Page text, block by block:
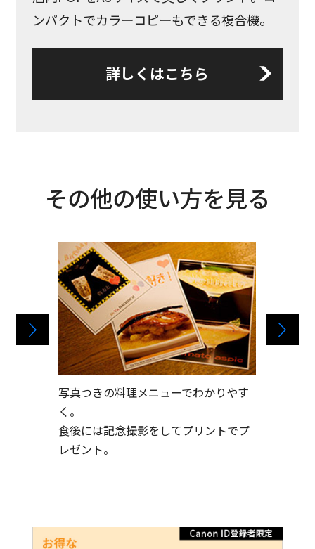
ンパクトでカラーコピーもできる複合機。
詳しくはこちら
その他の使い方を見る
歯をデジカメで撮ってプリントアウ
ト。
患者様とのコンセンサスがとりやす
い。